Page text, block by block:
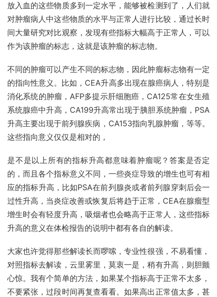
放入血的这些物质多到一定水平，能够被检测到了，人们就
对肿瘤病人中这些物质的水平与正常人进行比较，通过长时
间大量研究对比观察，发现有些指标大幅高于正常人，可以
作为该肿瘤的标志，这就是该肿瘤的标志物。
不同的肿瘤可以产生不同的标志物，因此肿瘤标志物有一定
的指向性意义。比如，CEA升高多出现在腺癌病人，特别是
消化系统的肿瘤，AFP多提示肝细胞癌，CA125常在女生殖
系统腺癌中升高，CA199升高常出现于胰胆系统肿瘤，PSA
升高主要出现于前列腺疾病，CA153指向乳腺肿瘤，等等。
这些指向意义仅仅是相对的，
是不是以上所有的指标升高都意味着肿瘤呢？答案是否定
的，而且各个指标意义不同，一些炎症导致的增生也可有相
应的指标升高，比如PSA在前列腺炎或者前列腺穿刺后会一
过性升高，当炎症改善或恢复后将趋于正常，CEA在腺瘤型
增生时会有轻度升高，吸烟者也会略高于正常人，这些指标
升高的意义在体检报告的说明中都有各自的解读。
大家也许觉得那些解读长而啰嗦，专业性很强，不易看懂，
对照指标去解读，云里雾里，莫衷一是，稍有升高，则胆颤
心惊。我有个简单的方法，如果某个指标高于正常不太多，
不要紧张，过段时间再复查看看。如果高出正常值太多，甚